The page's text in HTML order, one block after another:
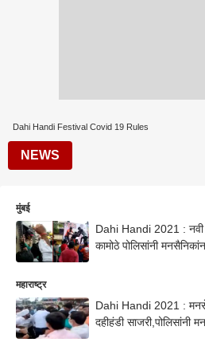
Dahi Handi Festival Covid 19 Rules
NEWS
मुंबई
Dahi Handi 2021 : नवी
कामोठे पोलिसांनी
महाराष्ट्र
Dahi Handi 2021 :
दहीहंडी साजरी,पोलिसांनी